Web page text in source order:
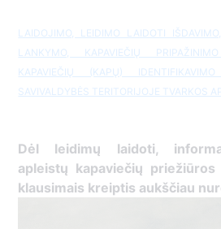
LAIDOJIMO, LEIDIMO LAIDOTI
LANKYMO, KAPAVIEČIŲ
KAPAVIEČIŲ (KAPŲ)
SAVIVALDYBĖS TERITORIJOJE TVARKOS
Dėl leidimų laidoti,
apleistų kapaviečių
klausimais kreiptis ​aukščiau